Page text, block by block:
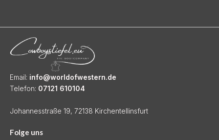
Email: info@worldofwestern.de
Telefon: 07121 610104
Johannesstraße 19, 72138 Kirchentellinsfurt
Folge uns